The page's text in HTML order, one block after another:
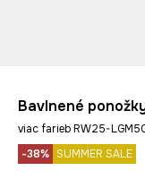
Bavlnené
viac farieb RW25-
-38% SUMMER SALE